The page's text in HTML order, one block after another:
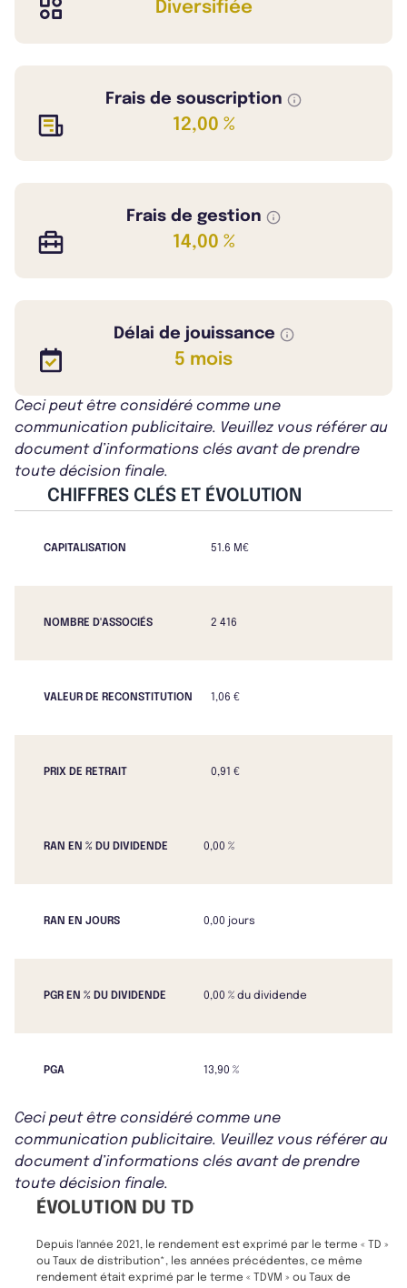
Diversifiée
Frais de souscription
12,00 %
Frais de gestion
14,00 %
Délai de jouissance
5 mois
Ceci peut être considéré comme une
communication publicitaire. Veuillez vous référer au
document d’informations clés avant de prendre
toute décision finale.
CHIFFRES CLÉS ET ÉVOLUTION
CAPITALISATION 51.6 M€
NOMBRE D'ASSOCIÉS 2 416
VALEUR DE RECONSTITUTION 1,06 €
PRIX DE RETRAIT 0,91 €
RAN EN % DU DIVIDENDE 0,00 %
RAN EN JOURS 0,00 jours
PGR EN % DU DIVIDENDE 0,00 % du dividende
PGA 13,90 %
Ceci peut être considéré comme une
communication publicitaire. Veuillez vous référer au
document d’informations clés avant de prendre
toute décision finale.
ÉVOLUTION DU TD
Depuis l'année 2021, le rendement est exprimé par le terme « TD »
ou Taux de distribution*, les années précédentes, ce même
rendement était exprimé par le terme « TDVM » ou Taux de